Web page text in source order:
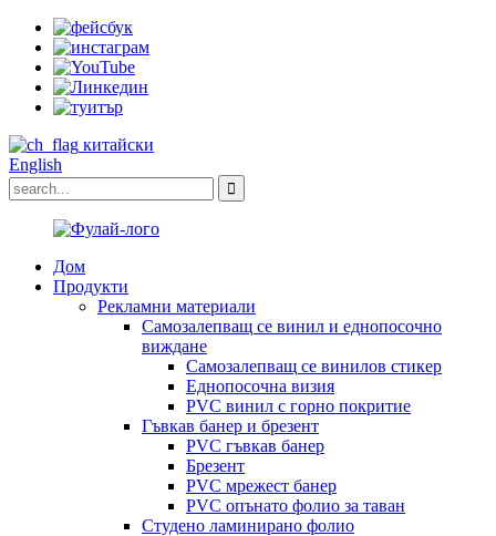
китайски
English
Дом
Продукти
Рекламни материали
Самозалепващ се винил и еднопосочно
виждане
Самозалепващ се винилов стикер
Еднопосочна визия
PVC винил с горно покритие
Гъвкав банер и брезент
PVC гъвкав банер
Брезент
PVC мрежест банер
PVC опънато фолио за таван
Студено ламинирано фолио